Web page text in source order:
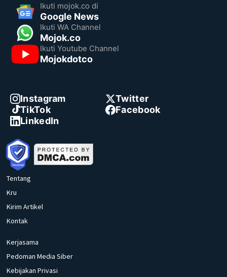
Ikuti mojok.co di
Google News
Ikuti WA Channel
Mojok.co
Ikuti Youtube Channel
Mojokdotco
Instagram
Twitter
TikTok
Facebook
LinkedIn
Tentang
Kru
Kirim Artikel
Kontak
Kerjasama
Pedoman Media Siber
Kebijakan Privasi